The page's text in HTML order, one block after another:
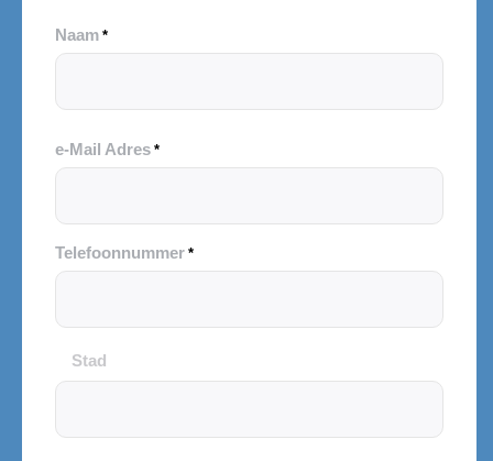
Naam *
e-Mail Adres *
Telefoonnummer *
Stad
Postcode
Stad